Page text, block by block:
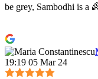
be grey, Sambodhi is a
19:19 05 Mar 24